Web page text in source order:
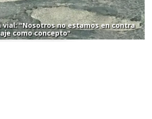
"Nosotros no estamos en contra
como concepto"